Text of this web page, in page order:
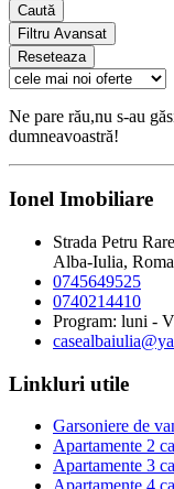
Caută
Filtru Avansat
Reseteaza
Ne pare rău,nu s-au
dumneavoastră!
Ionel Imobiliare
Strada Petru
Alba-Iulia,
0745649525
0740214410
Program: luni -
Linkluri utile
Garsoniere de
Apartamente 2
Apartamente 3